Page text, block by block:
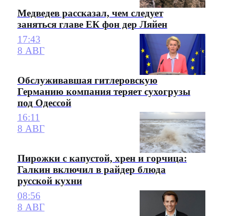
Медведев рассказал, чем следует
заняться главе ЕК фон дер Ляйен
17:43
8 АВГ
Обслуживавшая гитлеровскую
Германию компания теряет сухогрузы
под Одессой
16:11
8 АВГ
Пирожки с капустой, хрен и горчица:
Галкин включил в райдер блюда
русской кухни
08:56
8 АВГ